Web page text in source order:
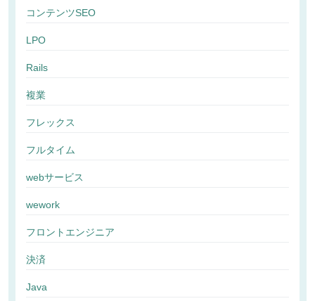
コンテンツSEO
LPO
Rails
複業
フレックス
フルタイム
webサービス
wework
フロントエンジニア
決済
Java